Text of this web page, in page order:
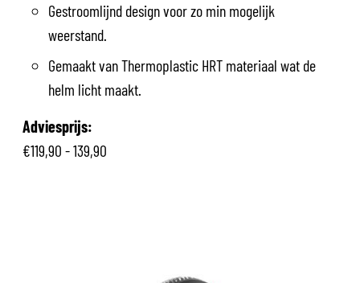
Gestroomlijnd design voor zo min mogelijk
weerstand.
Gemaakt van Thermoplastic HRT materiaal wat de
helm licht maakt.
Adviesprijs:
€119,90 - 139,90